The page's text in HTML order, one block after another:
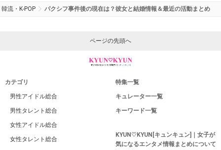
韓流・K-POP パクシフ事件後の現在は？彼女と結婚情報＆最近の活動まとめ
ページの先頭へ
カテゴリ
男性アイドル総合
男性タレント総合
女性アイドル総合
女性タレント総合
特集一覧
キュレーター一覧
キーワード一覧
KYUN♡KYUN[キュンキュン]｜女子が
気になるエンタメ情報まとめについて